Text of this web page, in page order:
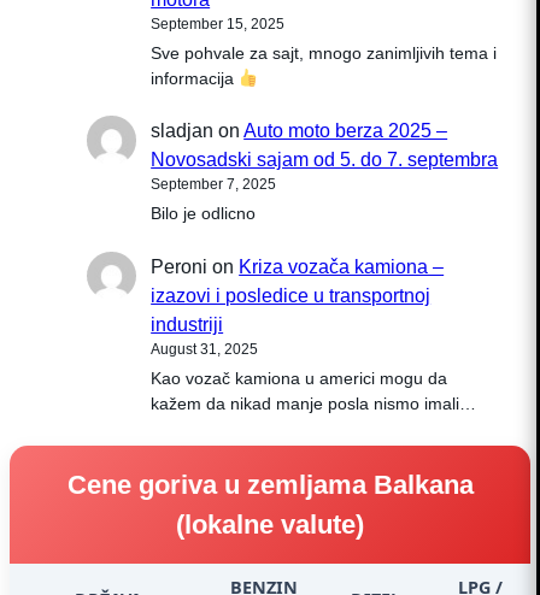
September 15, 2025
Sve pohvale za sajt, mnogo zanimljivih tema i
informacija
sladjan onAuto moto berza 2025 –
Novosadski sajam od 5. do 7. septembra
September 7, 2025
Bilo je odlicno
Peroni on Kriza vozača kamiona –
izazovi i posledice u transportnoj
industriji
August 31, 2025
Kao vozač kamiona u americi mogu da
kažem da nikad manje posla nismo imali…
Cene goriva u zemljama Balkana
(lokalne valute)
BENZIN LPG /